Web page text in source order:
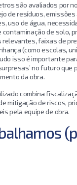
são avaliados por
de resíduos,
uso de água,
contaminação de solo,
faixas de
(como escolas,
isso é importante
no futuro que
da obra.
combina
mitigação de riscos,
pela equipe de obra.